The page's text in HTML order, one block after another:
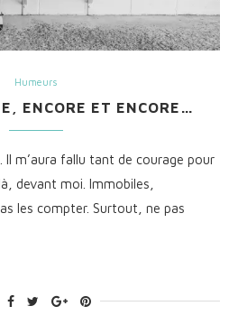
Humeurs
ENCORE ET ENCORE…
Il m’aura fallu tant de courage pour
devant moi. Immobiles,
les compter. Surtout, ne pas